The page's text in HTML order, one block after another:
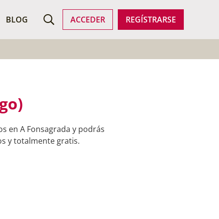
BLOG ACCEDER REGÍSTRARSE
en A Fonsagrada y podrás
y totalmente gratis.